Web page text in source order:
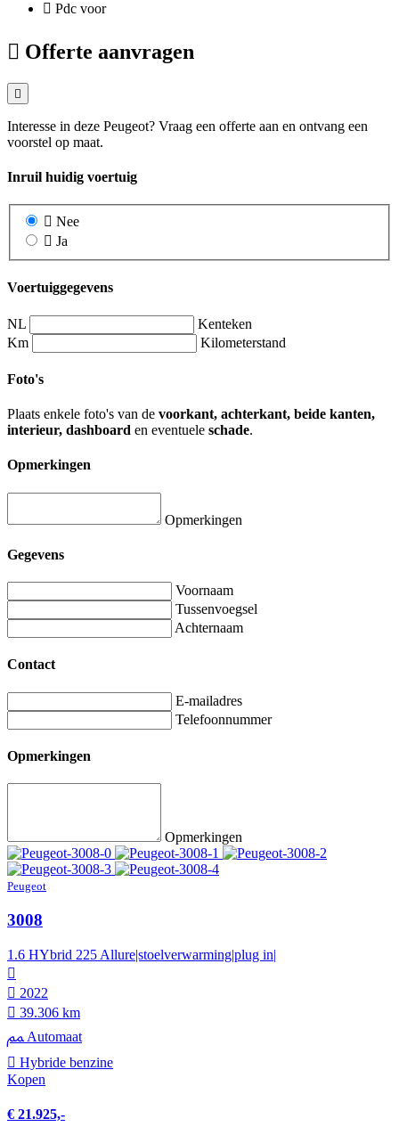
Pdc voor
Offerte aanvragen
Interesse in deze Peugeot? Vraag een offerte aan en ontvang een
voorstel op maat.
Inruil huidig voertuig
Nee
Ja
Voertuiggegevens
NL
Kenteken
Km
Kilometerstand
Foto's
Plaats enkele foto's van de voorkant, achterkant, beide kanten,
interieur, dashboard en eventuele schade.
Opmerkingen
Opmerkingen
Gegevens
Voornaam
Tussenvoegsel
Achternaam
Contact
E-mailadres
Telefoonnummer
Opmerkingen
Opmerkingen
Peugeot
3008
1.6 HYbrid 225 Allure|stoelverwarming|plug in|
2022
39.306 km
Automaat
Hybride benzine
Kopen
€ 21.925,-